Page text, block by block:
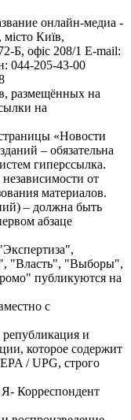
онлайн-медиа -
Київ,
офіс 208/1 E-mail:
044-205-43-00
размещённых на
на
«Новости
– обязательна
гиперссылка.
от
материалов.
– должна быть
абзаце
"Власть", "Выборы",
публикуются на
с
и
которое содержит
/ UPG, строго
Корреспондент